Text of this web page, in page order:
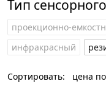
Тип
проекционно-
инфракрасный
Сортировать: цена